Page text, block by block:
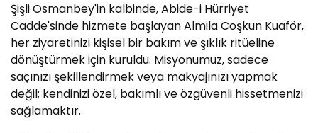
Şişli Osmanbey'in kalbinde, Abide-i Hürriyet
Cadde'sinde hizmete başlayan Almila Coşkun Kuaför,
her ziyaretinizi kişisel bir bakım ve şıklık ritüeline
dönüştürmek için kuruldu. Misyonumuz, sadece
saçınızı şekillendirmek veya makyajınızı yapmak
değil; kendinizi özel, bakımlı ve özgüvenli hissetmenizi
sağlamaktır.